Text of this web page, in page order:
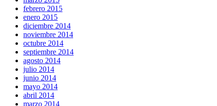
febrero 2015
enero 2015
diciembre 2014
noviembre 2014
octubre 2014
septiembre 2014
agosto 2014
julio 2014
junio 2014
mayo 2014
abril 2014
marzo 2014